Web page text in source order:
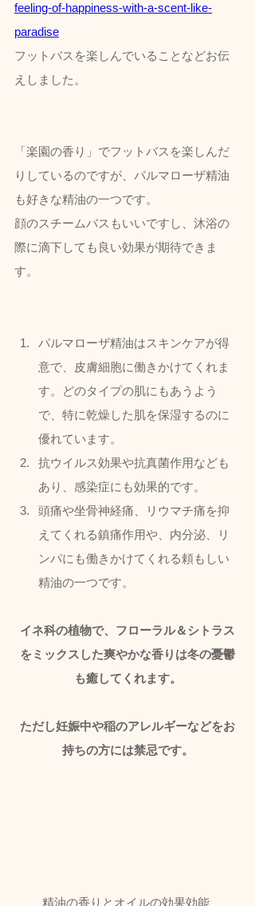
feeling-of-happiness-with-a-scent-like-
paradise
フットバスを楽しんでいることなどお伝
えしました。
「楽園の香り」でフットバスを楽しんだ
りしているのですが、パルマローザ精油
も好きな精油の一つです。
顔のスチームバスもいいですし、沐浴の
際に滴下しても良い効果が期待できま
す。
パルマローザ精油はスキンケアが得
意で、皮膚細胞に働きかけてくれま
す。どのタイプの肌にもあうよう
で、特に乾燥した肌を保湿するのに
優れています。
抗ウイルス効果や抗真菌作用なども
あり、感染症にも効果的です。
頭痛や坐骨神経痛、リウマチ痛を抑
えてくれる鎮痛作用や、内分泌、リ
ンパにも働きかけてくれる頼もしい
精油の一つです。
イネ科の植物で、フローラル＆シトラス
をミックスした爽やかな香りは冬の憂鬱
も癒してくれます。
ただし妊娠中や稲のアレルギーなどをお
持ちの方には禁忌です。
精油の香りとオイルの効果効能